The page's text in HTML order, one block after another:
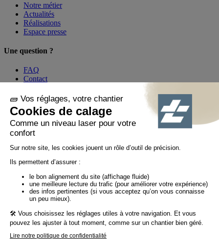
Notre métier
Actualités
Réalisations
Espace presse
Une question ?
FAQ
Contact
Par téléphone au01 60 21 44 60 *
© Tiaso 2022-2026
Mentions légales
Politique cookies
Politique réseaux sociaux
CGV